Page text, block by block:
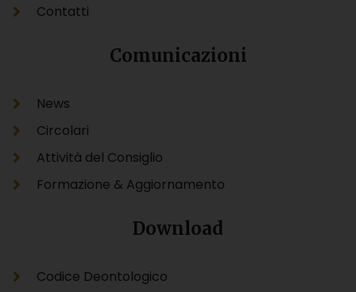
Contatti
Comunicazioni
News
Circolari
Attività del Consiglio
Formazione & Aggiornamento
Download
Codice Deontologico